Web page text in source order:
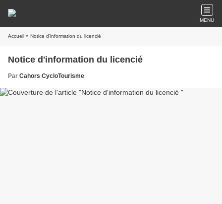
MENU
Accueil » Notice d'information du licencié
Notice d'information du licencié
Par Cahors CycloTourisme